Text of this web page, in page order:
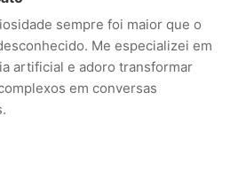
sempre foi maior que o
Me especializei em
artificial e adoro transformar
em conversas